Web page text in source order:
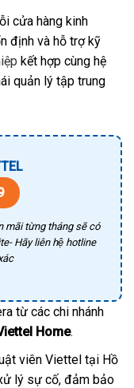
cửa hàng kinh
định và hỗ trợ kỹ
kết hợp cùng hệ
quản lý tập trung
mãi từng tháng sẽ có
Hãy liên hệ hotline
từ các chi nhánh
Home.
viên Viettel tại Hồ
lý sự cố, đảm bảo